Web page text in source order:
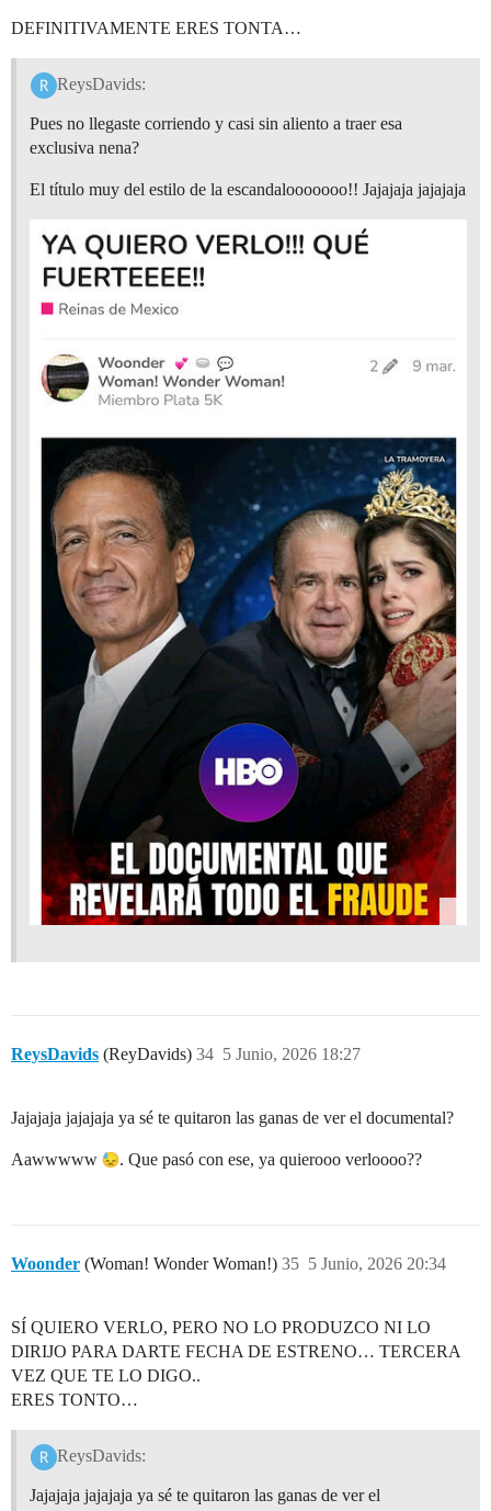
DEFINITIVAMENTE ERES TONTA…
ReysDavids:
Pues no llegaste corriendo y casi sin aliento a traer esa
exclusiva nena?
El título muy del estilo de la escandalooooooo!! Jajajaja jajajaja
ReysDavids (ReyDavids) 5 Junio, 2026 18:27
34
Jajajaja jajajaja ya sé te quitaron las ganas de ver el documental?
Aawwwww . Que pasó con ese, ya quierooo verloooo??
Woonder (Woman! Wonder Woman!) 5 Junio, 2026 20:34
35
SÍ QUIERO VERLO, PERO NO LO PRODUZCO NI LO
DIRIJO PARA DARTE FECHA DE ESTRENO… TERCERA
VEZ QUE TE LO DIGO..
ERES TONTO…
ReysDavids:
Jajajaja jajajaja ya sé te quitaron las ganas de ver el